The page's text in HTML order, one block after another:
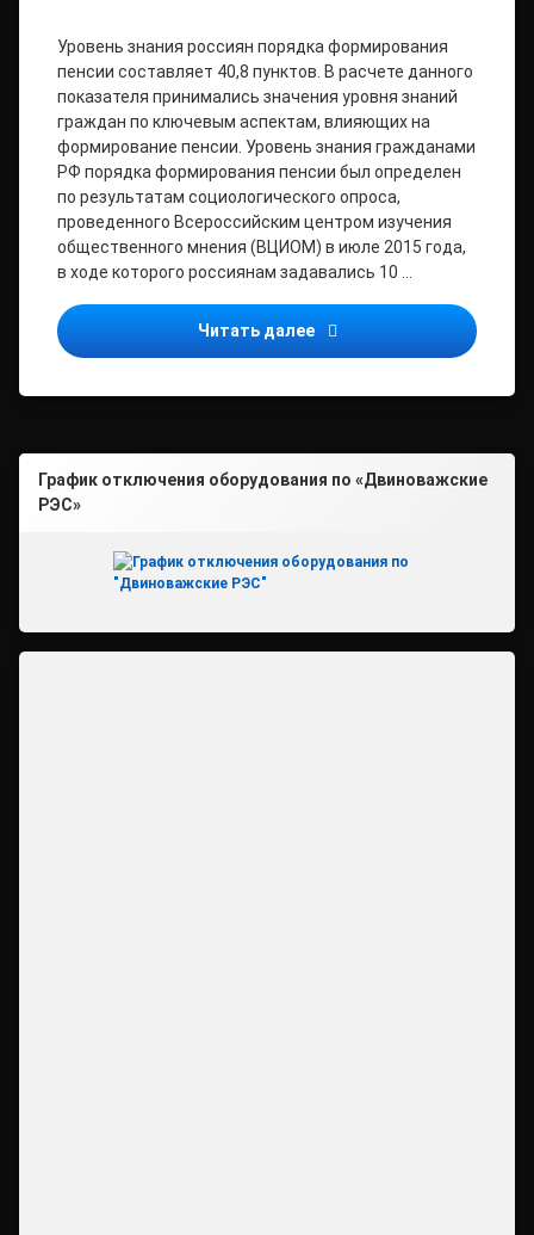
Уровень знания россиян порядка формирования
пенсии составляет 40,8 пунктов. В расчете данного
показателя принимались значения уровня знаний
граждан по ключевым аспектам, влияющих на
формирование пенсии. Уровень знания гражданами
РФ порядка формирования пенсии был определен
по результатам социологического опроса,
проведенного Всероссийским центром изучения
общественного мнения (ВЦИОМ) в июле 2015 года,
в ходе которого россиянам задавались 10 …
Читать далее Большая часть россиян
График отключения оборудования по «Двиноважские
РЭС»